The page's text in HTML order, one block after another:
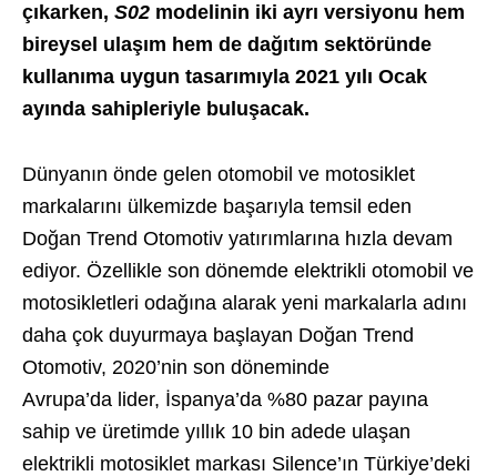
çıkarken, S02 modelinin iki ayrı versiyonu hem
bireysel ulaşım hem de dağıtım sektöründe
kullanıma uygun tasarımıyla 2021 yılı Ocak
ayında sahipleriyle buluşacak.
Dünyanın önde gelen otomobil ve motosiklet
markalarını ülkemizde başarıyla temsil eden
Doğan Trend Otomotiv yatırımlarına hızla devam
ediyor. Özellikle son dönemde elektrikli otomobil ve
motosikletleri odağına alarak yeni markalarla adını
daha çok duyurmaya başlayan Doğan Trend
Otomotiv, 2020’nin son döneminde
Avrupa’da lider, İspanya’da %80 pazar payına
sahip ve üretimde yıllık 10 bin adede ulaşan
elektrikli motosiklet markası Silence’ın Türkiye’deki